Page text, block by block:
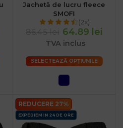
Jachetă de lucru fleece
SMOFI
(2x)
64.89 lei
TVA inclus
SELECTEAZĂ OPȚIUNILE
REDUCERE 27%
EXPEDIEM IN 24 DE ORE